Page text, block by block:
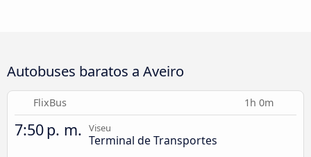
Autobuses baratos a Aveiro
FlixBus 1h 0m
7:50 p. m. Viseu
Terminal de Transportes